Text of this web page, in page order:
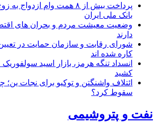
پرداخت بیش از ۸ همت وام
بانک ملی ایران
وضعیت معیشت مردم و بحران های
دارند
شورای رقابت و سازمان حمایت در
کاره شده اند
انسداد تنگه هرمز، بازار اسید
کشید
ائتلاف واشنگتن و توکیو برای نجات ین؛
سقوط کرد؟
نفت و پتروشیمی